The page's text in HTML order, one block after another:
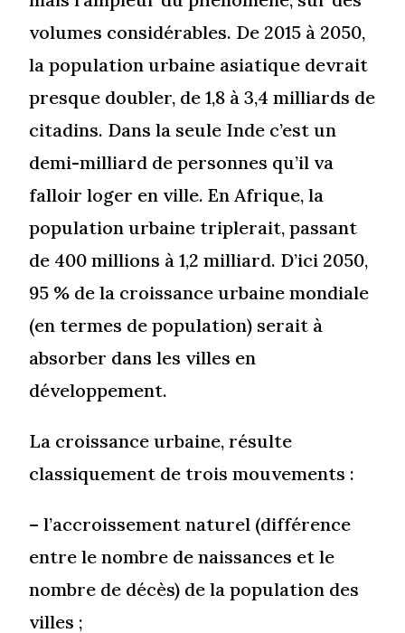
volumes considérables. De 2015 à 2050,
la population urbaine asiatique devrait
presque doubler, de 1,8 à 3,4 milliards de
citadins. Dans la seule Inde c’est un
demi-milliard de personnes qu’il va
falloir loger en ville. En Afrique, la
population urbaine triplerait, passant
de 400 millions à 1,2 milliard. D’ici 2050,
95 % de la croissance urbaine mondiale
(en termes de population) serait à
absorber dans les villes en
développement.
La croissance urbaine, résulte
classiquement de trois mouvements :
– l’accroissement naturel (différence
entre le nombre de naissances et le
nombre de décès) de la population des
villes ;